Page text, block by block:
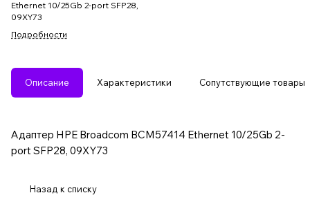
Ethernet 10/25Gb 2-port SFP28,
09XY73
Подробности
Описание Характеристики Сопутствующие товары
Адаптер HPE Broadcom BCM57414 Ethernet 10/25Gb 2-
port SFP28, 09XY73
Назад к списку